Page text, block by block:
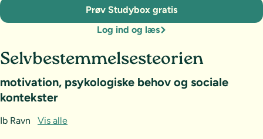
Selvbestemmelsesteorien
motivation, psykologiske behov og sociale
kontekster
Ib Ravn Vis alle
Prøv Studybox gratis
Log ind og læs